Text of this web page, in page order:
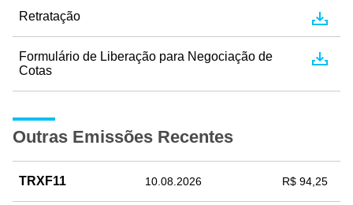
Retratação
Formulário de Liberação para Negociação de
Cotas
Outras Emissões Recentes
TRXF11 10.08.2026 R$ 94,25